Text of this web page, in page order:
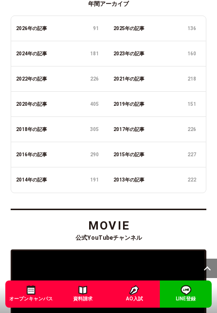
年間アーカイブ
2026年の記事 91 2025年の記事 136
2024年の記事 181 2023年の記事 160
2022年の記事 226 2021年の記事 218
2020年の記事 405 2019年の記事 151
2018年の記事 305 2017年の記事 226
2016年の記事 290 2015年の記事 227
2014年の記事 191 2013年の記事 222
MOVIE
公式YouTubeチャンネル
オープンキャンパス 資料請求 AO入試 LINE登録